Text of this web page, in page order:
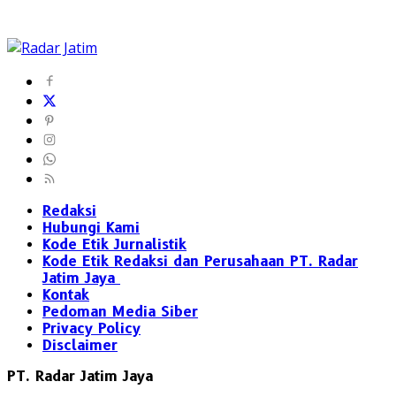
Redaksi
Hubungi Kami
Kode Etik Jurnalistik
Kode Etik Redaksi dan Perusahaan PT. Radar
Jatim Jaya
Kontak
Pedoman Media Siber
Privacy Policy
Disclaimer
PT. Radar Jatim Jaya